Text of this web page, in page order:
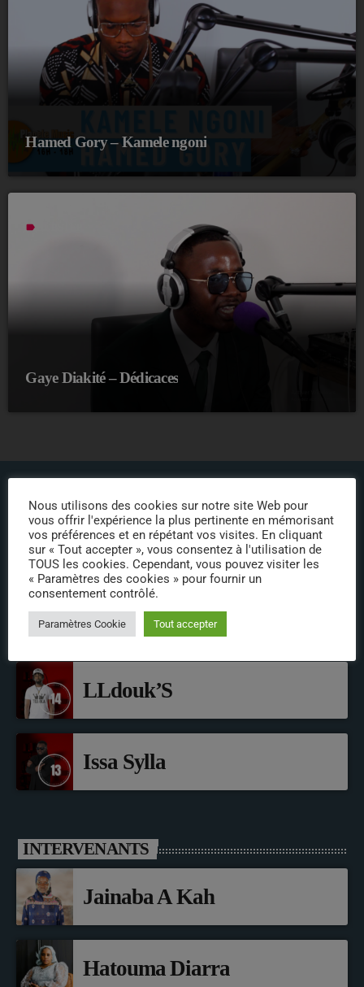
Hamed Gory – Kamele ngoni
label
Gaye Diakité – Dédicaces
ÉPISODES DE PODCAST
Mamoye Moussa
LLdouk’S
Issa Sylla
INTERVENANTS
Jainaba A Kah
Hatouma Diarra
Nous utilisons des cookies sur notre site Web pour
vous offrir l'expérience la plus pertinente en mémorisant
vos préférences et en répétant vos visites. En cliquant
sur « Tout accepter », vous consentez à l'utilisation de
TOUS les cookies. Cependant, vous pouvez visiter les
« Paramètres des cookies » pour fournir un
consentement contrôlé.
Paramètres Cookie Tout accepter